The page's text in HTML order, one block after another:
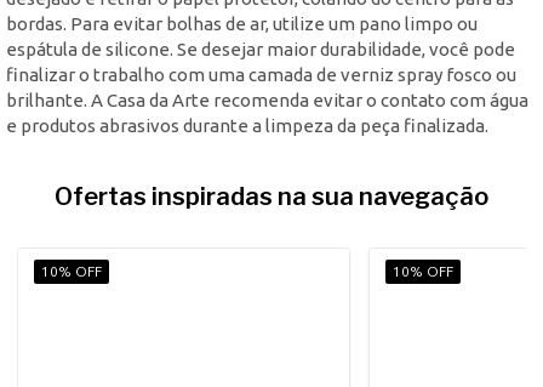
bordas. Para evitar bolhas de ar, utilize um pano limpo ou
espátula de silicone. Se desejar maior durabilidade, você pode
finalizar o trabalho com uma camada de verniz spray fosco ou
brilhante. A Casa da Arte recomenda evitar o contato com água
e produtos abrasivos durante a limpeza da peça finalizada.
Ofertas inspiradas na sua navegação
10% OFF 10% OFF